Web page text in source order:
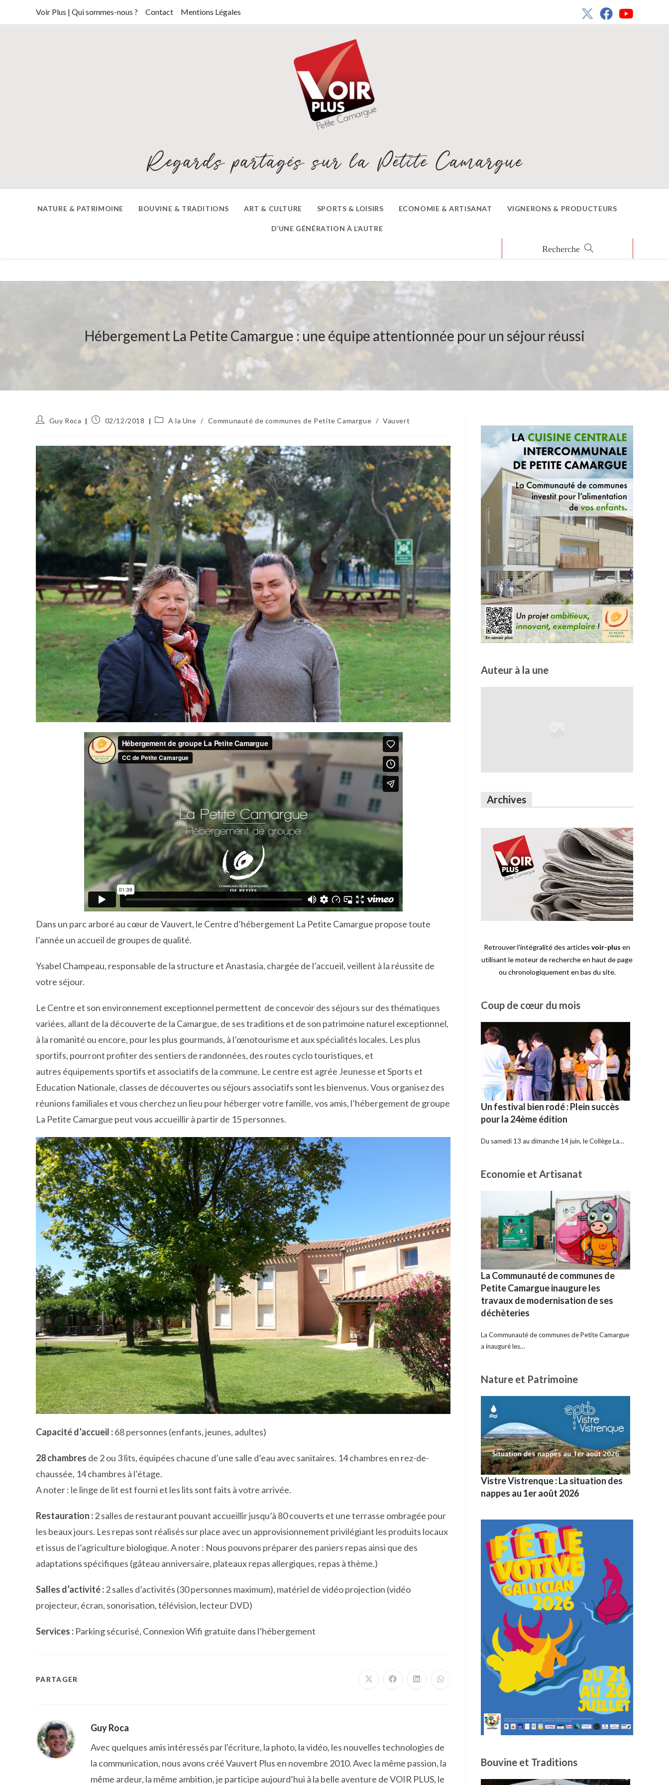
Voir Plus | Qui sommes-nous ? Contact Mentions Légales
Regards partagés sur la Petite Camargue
NATURE & PATRIMOINE BOUVINE & TRADITIONS ART & CULTURE SPORTS & LOISIRS ECONOMIE & ARTISANAT VIGNERONS & PRODUCTEURS
D’UNE GÉNÉRATION À L’AUTRE
Hébergement La Petite Camargue : une équipe attentionnée pour un séjour réussi
Auteur/autrice
publication :
Guy Roca
Publication
02/12/2018
PostA la Une / Communauté de communes de Petite Camargue / Vauvert
Dans un parc arboré au cœur de Vauvert, le Centre d’hébergement La Petite Camargue propose toute
l’année un accueil de groupes de qualité.
Ysabel Champeau, responsable de la structure et Anastasia, chargée de l’accueil, veillent à la réussite de
votre séjour.
Le Centre et son environnement exceptionnel permettent de concevoir des séjours sur des thématiques
variées, allant de la découverte de la Camargue, de ses traditions et de son patrimoine naturel exceptionnel,
à la romanité ou encore, pour les plus gourmands, à l’œnotourisme et aux spécialités locales. Les plus
sportifs, pourront profiter des sentiers de randonnées, des routes cyclo touristiques, et
autres équipements sportifs et associatifs de la commune. Le centre est agrée Jeunesse et Sports et
Education Nationale, classes de découvertes ou séjours associatifs sont les bienvenus. Vous organisez des
réunions familiales et vous cherchez un lieu pour héberger votre famille, vos amis, l’hébergement de groupe
La Petite Camargue peut vous accueillir à partir de 15 personnes.
Capacité d’accueil :68 personnes (enfants, jeunes, adultes)
28 chambres de 2 ou 3 lits, équipées chacune d’une salle d’eau avec sanitaires. 14 chambres en rez-de-
chaussée, 14 chambres à l’étage.
A noter : le linge de lit est fourni et les lits sont faits à votre arrivée.
Restauration :2 salles de restaurant pouvant accueillir jusqu’à 80 couverts et une terrasse ombragée pour
les beaux jours. Les repas sont réalisés sur place avec un approvisionnement privilégiant les produits locaux
et issus de l’agriculture biologique. A noter : Nous pouvons préparer des paniers repas ainsi que des
adaptations spécifiques (gâteau anniversaire, plateaux repas allergiques, repas à thème.)
Salles d’activité :2 salles d’activités (30 personnes maximum), matériel de vidéo projection (vidéo
projecteur, écran, sonorisation, télévision, lecteur DVD)
Services : Parking sécurisé, Connexion Wifi gratuite dans l’hébergement
PARTAGER
Ouvrir
Ouvrir
Ouvrir
Ouvrir
Guy Roca
Avec quelques amis intéressés par l'écriture, la photo, la vidéo, les nouvelles technologies de
la communication, nous avons créé Vauvert Plus en novembre 2010. Avec la même passion, la
même ardeur, la même ambition, je participe aujourd’hui à la belle aventure de VOIR PLUS, le
Auteur à la une
Archives
Retrouver l'intégralité des articles voir-plus en
utilisant le moteur de recherche en haut de page
ou chronologiquement en bas du site.
Coup de cœur du mois
Un festival bien rodé : Plein succès
pour la 24ème édition
Du samedi 13 au dimanche 14 juin, le Collège La…
Economie et Artisanat
La Communauté de communes de
Petite Camargue inaugure les
travaux de modernisation de ses
déchèteries
La Communauté de communes de Petite Camargue
a inauguré les…
Nature et Patrimoine
Vistre Vistrenque : La situation des
nappes au 1er août 2026
Bouvine et Traditions